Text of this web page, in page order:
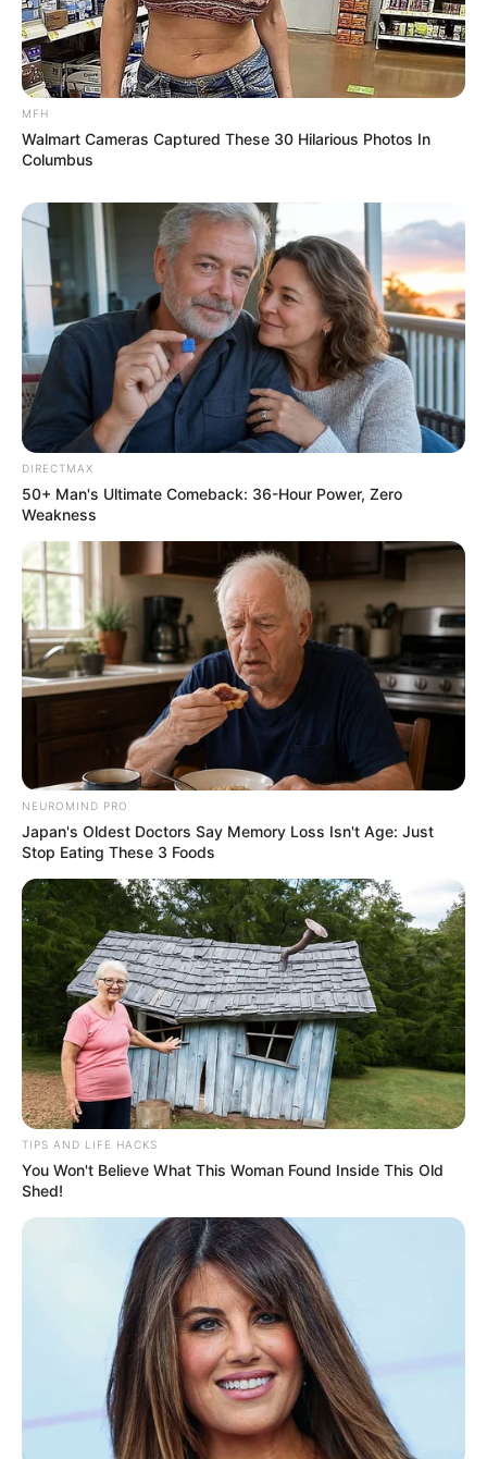
અમારી યુટ્યુબ ચેનલ ને Subscribe કરો
Latest News
અમદાવાદમાં મેયરને જોતા જ 3 દિવસથી પાણીમાં
રહેલા લોકોનો બાટલો ફાટ્યો
2 weeks ago
‘વિદ્યાર્થીઓને મારવાનો આદેશ કોણે આપ્યો, પેલેટ
ગનનો ઉપયોગ કરવાની મંજુરી કોણે આપી? રાહુલ
ગાંધીએ અમિત શાહને પત્ર લખ્યો
2 weeks ago
કેનેડામાં કાર અકસ્માતમાં અમદાવાદના કોમ્પ્યુટર
એન્જિનિયરનું મોત
MFH
Walmart Cameras Captured These 30 Hilarious Photos In
Columbus
DIRECTMAX
50+ Man's Ultimate Comeback: 36-Hour Power, Zero
Weakness
NEUROMIND PRO
Japan's Oldest Doctors Say Memory Loss Isn't Age: Just
Stop Eating These 3 Foods
TIPS AND LIFE HACKS
You Won't Believe What This Woman Found Inside This Old
Shed!